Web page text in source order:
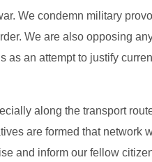
We condemn military
We are also opposing
as an attempt to justify
along the transport
are formed that network
and inform our fellow